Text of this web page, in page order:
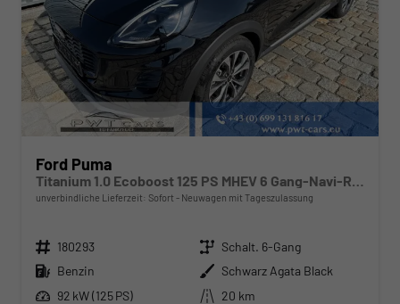
Ford Puma
Titanium 1.0 Ecoboost 125 PS MHEV 6 Gang-Navi-Rückfahrkamera-17" Alu-Winterpaket-Sofort
unverbindliche Lieferzeit: Sofort Neuwagen mit Tageszulassung
Fahrzeugnr. 180293 Getriebe Schalt. 6-Gang
Kraftstoff Benzin Außenfarbe Schwarz Agata Black
Leistung 92 kW (125 PS) Kilometerstand
20 km